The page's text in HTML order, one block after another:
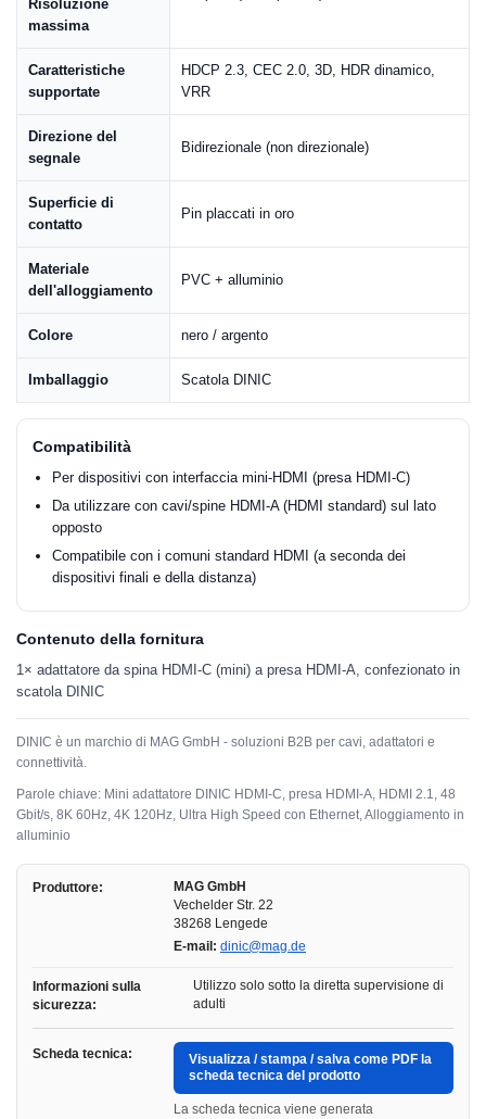
Risoluzione
massima
Caratteristiche
supportate
HDCP 2.3, CEC 2.0, 3D, HDR dinamico,
VRR
Direzione del
segnale
Bidirezionale (non direzionale)
Superficie di
contatto
Pin placcati in oro
Materiale
dell'alloggiamento
PVC + alluminio
Colore nero / argento
Imballaggio Scatola DINIC
Compatibilità
Per dispositivi con interfaccia mini-HDMI (presa HDMI-C)
Da utilizzare con cavi/spine HDMI-A (HDMI standard) sul lato
opposto
Compatibile con i comuni standard HDMI (a seconda dei
dispositivi finali e della distanza)
Contenuto della fornitura
1× adattatore da spina HDMI-C (mini) a presa HDMI-A, confezionato in
scatola DINIC
DINIC è un marchio di MAG GmbH - soluzioni B2B per cavi, adattatori e
connettività.
Parole chiave: Mini adattatore DINIC HDMI-C, presa HDMI-A, HDMI 2.1, 48
Gbit/s, 8K 60Hz, 4K 120Hz, Ultra High Speed con Ethernet, Alloggiamento in
alluminio
Produttore:
MAG GmbH
Vechelder Str. 22
38268 Lengede
E-mail: dinic@mag.de
Informazioni sulla
sicurezza:
Utilizzo solo sotto la diretta supervisione di
adulti
Scheda tecnica:
Visualizza / stampa / salva come PDF la
scheda tecnica del prodotto
La scheda tecnica viene generata